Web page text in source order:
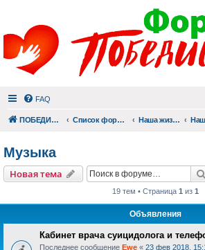
FAQ
ПОБЕДИШЬ.РУ Список форумов Наша жизнь (не всё же о суициде!)
Музыка
Новая тема
19 тем • Страница 1 из 1
Объявления
Кабинет врача суицидолога и
Последнее сообщение Ewe « 23 фев 2018,